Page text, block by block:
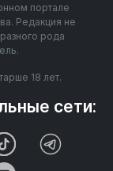
портале
Редакция не
рода
18 лет.
сети: